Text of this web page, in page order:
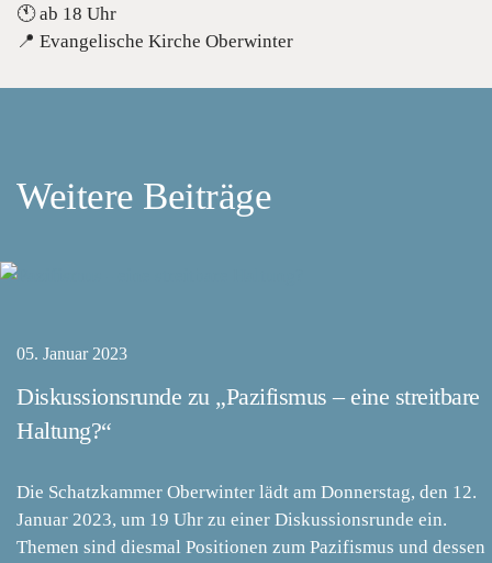
🕚 ab 18 Uhr
📍 Evangelische Kirche Oberwinter
Weitere Beiträge
Diskussionsrunde zu „Pazifismus – eine streitbare
Haltung?“
05. Januar 2023
Die Schatzkammer Oberwinter lädt am Donnerstag, den 12.
Januar 2023, um 19 Uhr zu einer Diskussionsrunde ein.
Themen sind diesmal Positionen zum Pazifismus und dessen